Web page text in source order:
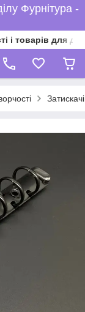
Фурнітура -
і товарів для